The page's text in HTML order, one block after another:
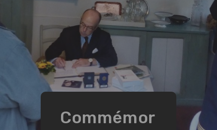
Commémor